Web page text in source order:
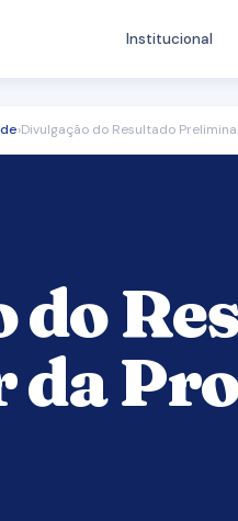
Institucional
›Divulgação do Resultado
do